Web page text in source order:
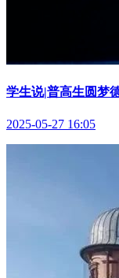
学生说|普高生圆梦
2025-05-27 16:05